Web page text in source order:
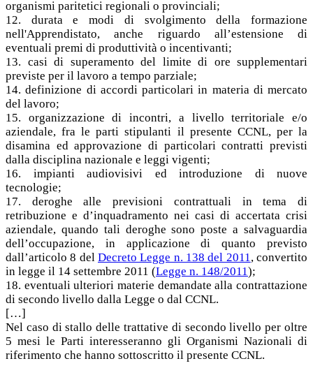
organismi paritetici regionali o provinciali;
12. durata e modi di svolgimento della formazione
nell'Apprendistato, anche riguardo all’estensione di
eventuali premi di produttività o incentivanti;
13. casi di superamento del limite di ore supplementari
previste per il lavoro a tempo parziale;
14. definizione di accordi particolari in materia di mercato
del lavoro;
15. organizzazione di incontri, a livello territoriale e/o
aziendale, fra le parti stipulanti il presente CCNL, per la
disamina ed approvazione di particolari contratti previsti
dalla disciplina nazionale e leggi vigenti;
16. impianti audiovisivi ed introduzione di nuove
tecnologie;
17. deroghe alle previsioni contrattuali in tema di
retribuzione e d’inquadramento nei casi di accertata crisi
aziendale, quando tali deroghe sono poste a salvaguardia
dell’occupazione, in applicazione di quanto previsto
dall’articolo 8 del Decreto Legge n. 138 del 2011 , convertito
in legge il 14 settembre 2011 (Legge n. 148/2011);
18. eventuali ulteriori materie demandate alla contrattazione
di secondo livello dalla Legge o dal CCNL.
[…]
Nel caso di stallo delle trattative di secondo livello per oltre
5 mesi le Parti interesseranno gli Organismi Nazionali di
riferimento che hanno sottoscritto il presente CCNL.